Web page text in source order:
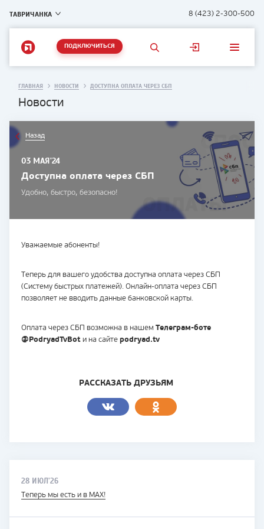
ТАВРИЧАНКА 8 (423) 2-300-500
ПОДКЛЮЧИТЬСЯ
ГЛАВНАЯ НОВОСТИ ДОСТУПНА ОПЛАТА ЧЕРЕЗ СБП
Новости
Назад
03 МАЯ'24
Доступна оплата через СБП
Удобно, быстро, безопасно!
Уважаемые абоненты!
Теперь для вашего удобства доступна оплата через СБП
(Систему быстрых платежей). Онлайн-оплата через СБП
позволяет не вводить данные банковской карты.
Оплата через СБП возможна в нашем Телеграм-боте
@PodryadTvBot и на сайте podryad.tv
РАССКАЗАТЬ ДРУЗЬЯМ
28 ИЮЛ'26
Теперь мы есть и в MAX!